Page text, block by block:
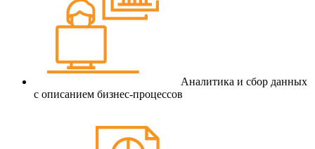
Аналитика и сбор данных
с описанием бизнес-процессов